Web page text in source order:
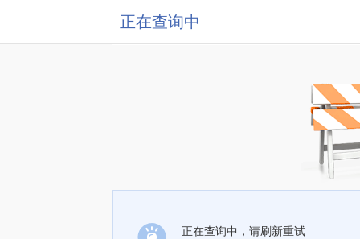
正在查询中
正在查询中，请刷新重试